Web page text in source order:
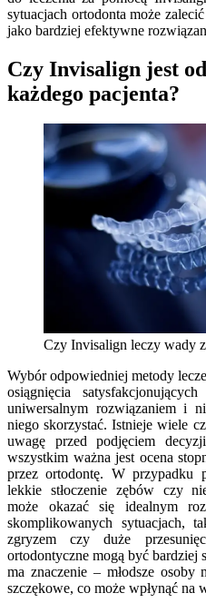
sytuacjach ortodonta może
jako bardziej efektywne
Czy Invisalign jest
każdego pacjenta?
Czy Invisalign leczy wady
Wybór odpowiedniej metody
osiągnięcia
uniwersalnym rozwiązaniem i
niego skorzystać. Istnieje wiele
uwagę przed podjęciem
wszystkim ważna jest ocena
przez ortodontę. W przypadku
lekkie stłoczenie zębów czy
może okazać się idealnym
skomplikowanych sytuacjach,
zgryzem czy duże
ortodontyczne mogą być bardziej
ma znaczenie – młodsze osoby
szczękowe, co może wpłynąć na